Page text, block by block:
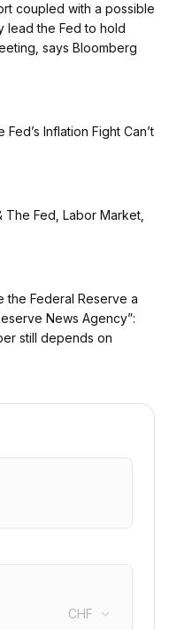
coupled with a possible
lead the Fed to hold
says Bloomberg
Inflation Fight Can’t
Fed, Labor Market,
the Federal Reserve a
News Agency”:
still depends on
CHF